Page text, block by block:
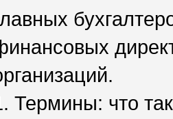
Термины: что